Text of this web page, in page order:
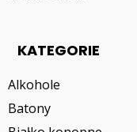
KATEGORIE
Alkohole
Batony